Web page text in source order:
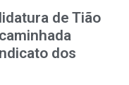
de Tião
dos